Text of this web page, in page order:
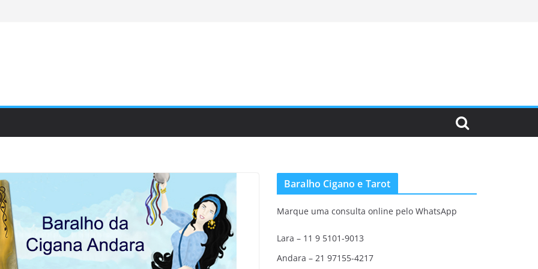
Baralho Cigano e Tarot
Marque uma consulta online pelo WhatsApp
Lara – 11 9 5101-9013
Andara – 21 97155-4217